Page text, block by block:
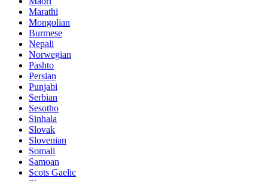
Marathi
Mongolian
Burmese
Nepali
Norwegian
Pashto
Persian
Punjabi
Serbian
Sesotho
Sinhala
Slovak
Slovenian
Somali
Samoan
Scots Gaelic